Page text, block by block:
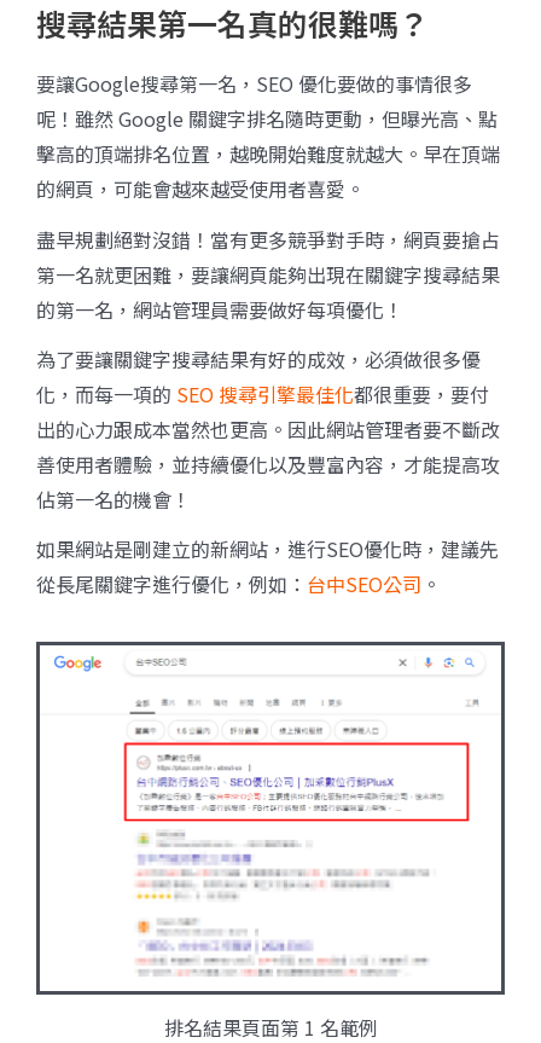
搜尋結果第一名真的很難嗎？
要讓Google搜尋第一名，SEO 優化要做的事情很多
呢！雖然 Google 關鍵字排名隨時更動，但曝光高、點
擊高的頂端排名位置，越晚開始難度就越大。早在頂端
的網頁，可能會越來越受使用者喜愛。
盡早規劃絕對沒錯！當有更多競爭對手時，網頁要搶占
第一名就更困難，要讓網頁能夠出現在關鍵字搜尋結果
的第一名，網站管理員需要做好每項優化！
為了要讓關鍵字搜尋結果有好的成效，必須做很多優
化，而每一項的 SEO 搜尋引擎最佳化都很重要，要付
出的心力跟成本當然也更高。因此網站管理者要不斷改
善使用者體驗，並持續優化以及豐富內容，才能提高攻
佔第一名的機會！
如果網站是剛建立的新網站，進行SEO優化時，建議先
從長尾關鍵字進行優化，例如： 台中SEO公司 。
排名結果頁面第 1 名範例